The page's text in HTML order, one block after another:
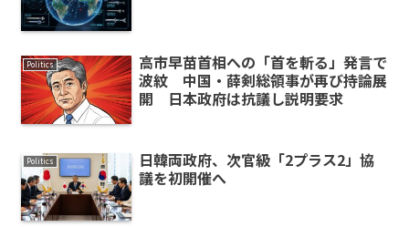
Politics
高市早苗首相への「首を斬る」発言で
波紋 中国・薛剣総領事が再び持論展
開 日本政府は抗議し説明要求
Politics
日韓両政府、次官級「2プラス2」協
議を初開催へ